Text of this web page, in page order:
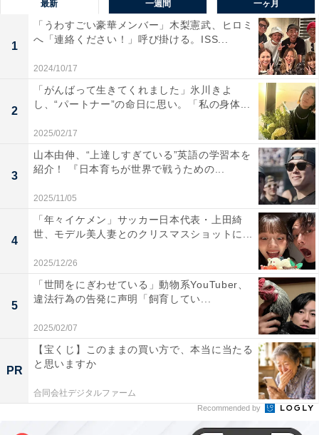
最新 一週間 一ヶ月
1
「うわすごい豪華メンバー」木梨憲武、ヒロミ
へ「連絡ください！」呼び掛ける。ISS...
2024/10/17
2
「がんばって生きてくれました」氷川きよ
し、“パートナー”の命日に思い。「私の身体...
2025/02/17
3
山本由伸、“上達しすぎている”英語の学習本を
紹介！ 『日本育ちが世界で戦うための...
2025/11/05
4
「年々イケメン」サッカー日本代表・上田綺
世、モデル美人妻とのクリスマスショットに...
2025/12/26
5
「世間をにぎわせている」動物系YouTuber、
違法行為の告発に声明「飼育してい...
2025/02/07
PR
【宝くじ】このままの買い方で、本当に当たる
と思いますか
合同会社デジタルファーム
Recommended by